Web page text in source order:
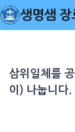
Skip
to
content
생명샘 장
삼위일체를
이) 나눕니다.